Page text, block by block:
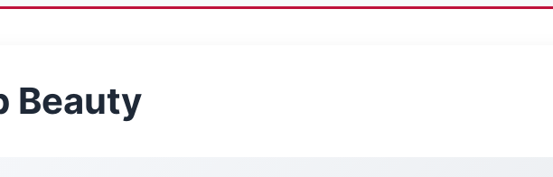
Beauty